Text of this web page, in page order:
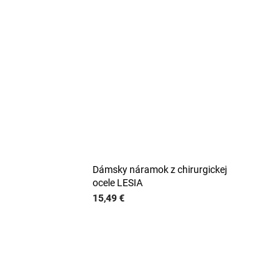
Dámsky náramok z chirurgickej
ocele LESIA
15,49 €